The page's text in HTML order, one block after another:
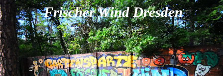
FrischerWindDresden